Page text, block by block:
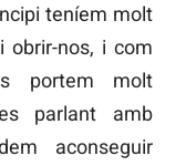
teníem molt
obrir-nos, i com
portem molt
parlant amb
aconseguir